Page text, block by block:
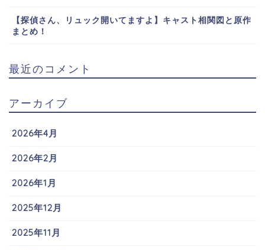
【探偵さん、リュック開いてますよ】キャスト相関図と原作
まとめ！
最近のコメント
アーカイブ
2026年4月
2026年2月
2026年1月
2025年12月
2025年11月